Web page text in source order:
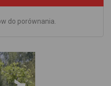
do porównania.